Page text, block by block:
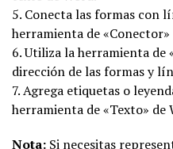
5. Conecta las formas con
herramienta de «Conector»
6. Utiliza la herramienta de
dirección de las formas y
7. Agrega etiquetas o
herramienta de «Texto» de
Nota: Si necesitas